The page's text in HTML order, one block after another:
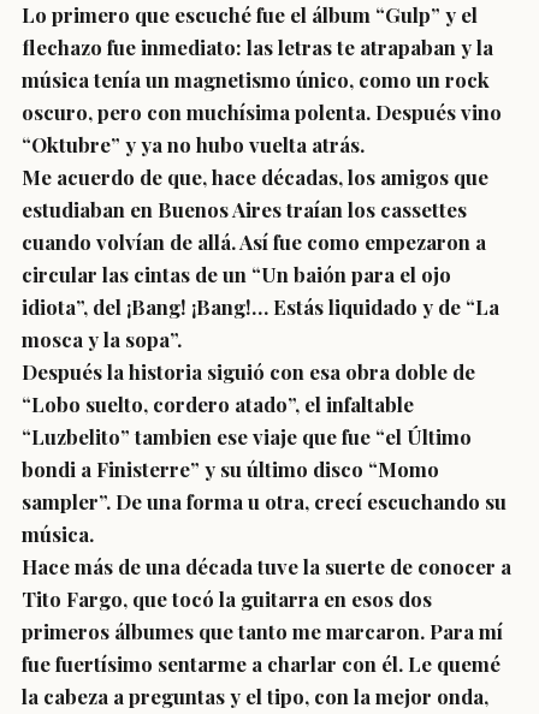
Lo primero que escuché fue el álbum “Gulp” y el
flechazo fue inmediato: las letras te atrapaban y la
música tenía un magnetismo único, como un rock
oscuro, pero con muchísima polenta. Después vino
“Oktubre” y ya no hubo vuelta atrás.
Me acuerdo de que, hace décadas, los amigos que
estudiaban en Buenos Aires traían los cassettes
cuando volvían de allá. Así fue como empezaron a
circular las cintas de un “Un baión para el ojo
idiota”, del ¡Bang! ¡Bang!… Estás liquidado y de “La
mosca y la sopa”.
Después la historia siguió con esa obra doble de
“Lobo suelto, cordero atado”, el infaltable
“Luzbelito” tambien ese viaje que fue “el Último
bondi a Finisterre” y su último disco “Momo
sampler”. De una forma u otra, crecí escuchando su
música.
Hace más de una década tuve la suerte de conocer a
Tito Fargo, que tocó la guitarra en esos dos
primeros álbumes que tanto me marcaron. Para mí
fue fuertísimo sentarme a charlar con él. Le quemé
la cabeza a preguntas y el tipo, con la mejor onda,